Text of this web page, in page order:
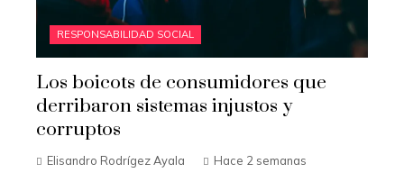
RESPONSABILIDAD SOCIAL
Los boicots de consumidores que
derribaron sistemas injustos y
corruptos
Elisandro Rodrígez Ayala Hace 2 semanas